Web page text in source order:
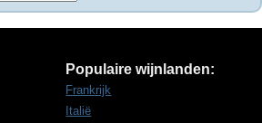
Populaire wijnlanden:
Frankrijk
Italië